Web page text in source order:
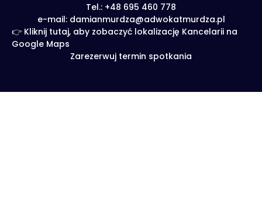
Tel.: +48 695 460 778
e-mail: damianmurdza@adwokatmurdza.pl
👉 Kliknij tutaj, aby zobaczyć lokalizację Kancelarii na
Google Maps
Zarezerwuj termin spotkania